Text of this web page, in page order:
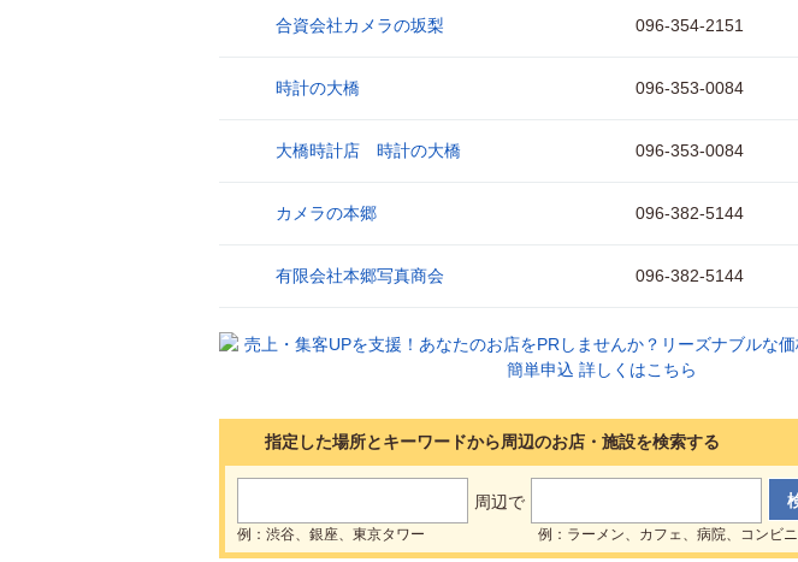
合資会社カメラの坂梨 096-354-2151
時計の大橋 096-353-0084
大橋時計店 時計の大橋 096-353-0084
カメラの本郷 096-382-5144
有限会社本郷写真商会 096-382-5144
指定した場所とキーワードから周辺のお店・施設を検索する
周辺で
例：渋谷、銀座、東京タワー 例：ラーメン、カフェ、病院、コンビニ